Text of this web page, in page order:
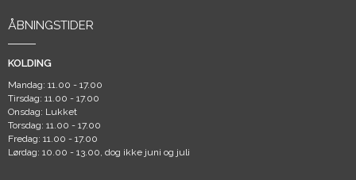
ÅBNINGSTIDER
KOLDING
Mandag: 11.00 - 17.00
Tirsdag: 11.00 - 17.00
Onsdag: Lukket
Torsdag: 11.00 - 17.00
Fredag: 11.00 - 17.00
Lørdag: 10.00 - 13.00, dog ikke juni og juli